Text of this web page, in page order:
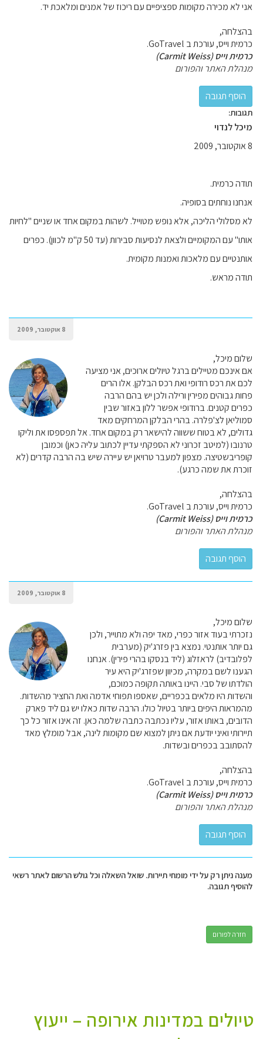
אני לא מכירה מקומות ספציפיים עם ריכוז של אמנים ומלאכת יד.
בהצלחה,
כרמית וייס, עורכת ב GoTravel.
כרמית וייס (Carmit Weiss)
מנהלת האתר והפורום
תגובות:
מיכל לנדוי
8 אוקטובר, 2009
תודה כרמית.
אנחנו נוחתים בסופיה.
לא מסלולי הליכה, אלא נופש מטוייל. לשהות במקום אחד או שניים "לחיות
אותו" עם המקומיים ולצאת לנסיעות סבירות (עד 50 ק"מ לכוון). כפרים
אותנטיים עם מלאכות ואמנות מקומית.
תודה מראש.
8 אוקטובר, 2009
שלום מיכל,
אם אינכם מטיילים ברגל טיולים ארוכים, אני מציעה
לכם את רכס רודופי ואת רכס הבלקן. אלו הרים
פחות גבוהים מפירין ורילה ולכן יש בהם הרבה
כפרים קטנים. ברודופי אפשר ללון באזור שבין
סמוליאן לצ'פלרה. בהרי הבלקן המרחקים מאד
גדולים, לא בטוח ששווה להישאר רק במקום אחד. אל תפספסו את וליקו
טרנובו (למיטב זכרוני לא הספקתי עדיין לכתוב עליה כאן) וכמובן
קופריבשטיצה. מצפון למעבר טרויאן יש עיירה שיש בה הרבה קדרים (לא
זוכרת את שמה כרגע).
בהצלחה,
כרמית וייס, עורכת ב GoTravel.
כרמית וייס (Carmit Weiss)
מנהלת האתר והפורום
8 אוקטובר, 2009
שלום מיכל,
נזכרתי בעוד אזור כפרי, מאד יפה ולא מתוייר, ולכן
גם יותר אותנטי. נמצא בין פזרג'יק (מערבית
לפלובדיב) לראזלוג (ליד בנסקו בהרי פירין). אנחנו
הגענו לשם במקרה, מכיוון שפזרג'יק היא עיר
הולדתו של סבי. היינו באותה תקופה כמוכם,
והשדות היו מלאים בכפריים, שאספו תפוחי אדמה ואת החציר מהשדות.
מהמראות היפים ביותר בטיול כולו. הרבה שדות כאלו יש גם ליד פארק
הדובים, באותו אזור, עליו נכתבה כתבה שלמה כאן. זה אינו אזור כל כך
תיירותי ואיני יודעת אם ניתן למצוא שם מקומות לינה, אבל מומלץ מאד
להסתובב בכפרים ובשדות.
בהצלחה,
כרמית וייס, עורכת ב GoTravel.
כרמית וייס (Carmit Weiss)
מנהלת האתר והפורום
מענה ניתן רק על ידי מומחי תיירות. שואל השאלה וכל גולש הרשום לאתר רשאי
להוסיף תגובה.
חזרה לפורום
טיולים במדינות אירופה – ייעוץ